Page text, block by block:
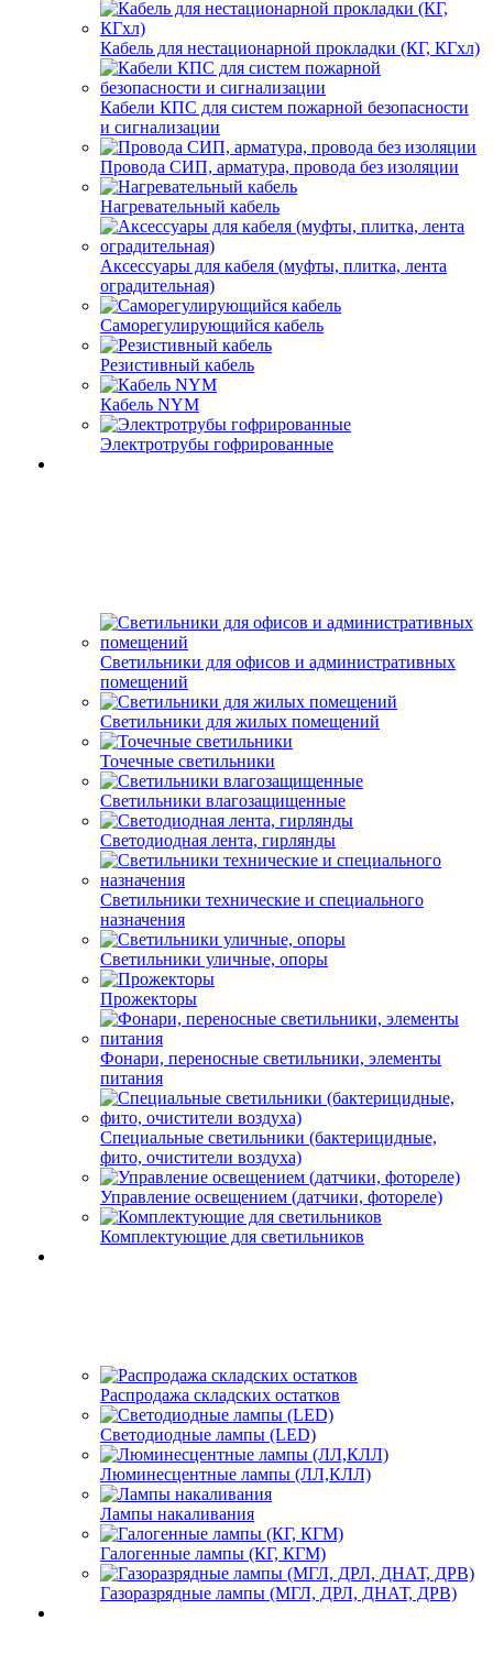
Кабель для нестационарной прокладки (КГ, КГхл)
Кабели КПС для систем пожарной безопасности
и сигнализации
Провода СИП, арматура, провода без изоляции
Нагревательный кабель
Аксессуары для кабеля (муфты, плитка, лента
оградительная)
Саморегулирующийся кабель
Резистивный кабель
Кабель NYM
Электротрубы гофрированные
Светильники для офисов и административных
помещений
Светильники для жилых помещений
Точечные светильники
Светильники влагозащищенные
Светодиодная лента, гирлянды
Светильники технические и специального
назначения
Светильники уличные, опоры
Прожекторы
Фонари, переносные светильники, элементы
питания
Специальные светильники (бактерицидные,
фито, очистители воздуха)
Управление освещением (датчики, фотореле)
Комплектующие для светильников
Распродажа складских остатков
Светодиодные лампы (LED)
Люминесцентные лампы (ЛЛ,КЛЛ)
Лампы накаливания
Галогенные лампы (КГ, КГМ)
Газоразрядные лампы (МГЛ, ДРЛ, ДНАТ, ДРВ)